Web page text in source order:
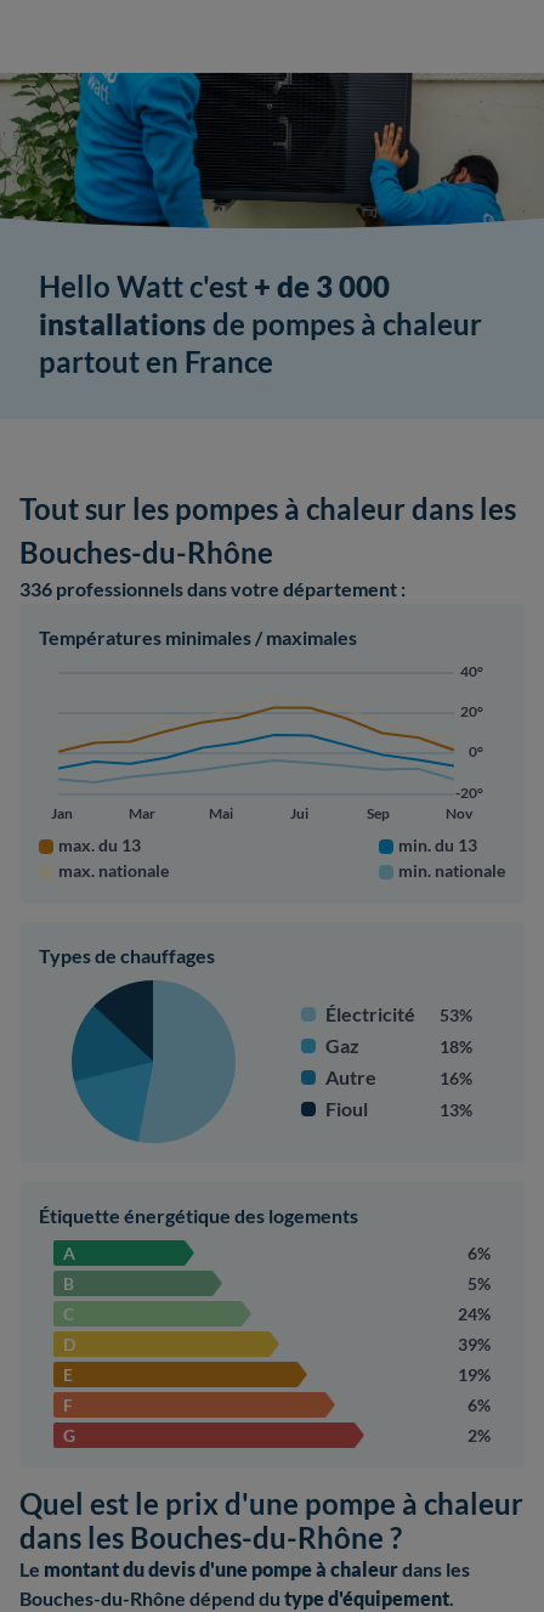
Hello Watt c'est + de 3 000
installations de pompes à chaleur
partout en France
Tout sur les pompes à chaleur dans les
Bouches-du-Rhône
336 professionnelsdans votre département :
Températures minimales / maximales
-20°
0°
20°
40°
Jan Mar Mai Jui Sep Nov
max. du 13
max. nationale
min. du 13
min. nationale
Types de chauffages
Électricité 53%
Gaz 18%
Autre 16%
Fioul 13%
Étiquette énergétique des logements
A
6%
B
5%
C
24%
D
39%
E
19%
F
6%
G
2%
Quel est le prix d'une pompe à chaleur
dans les Bouches-du-Rhône ?
Le montant du devis d'une pompe à chaleurdans les
Bouches-du-Rhône dépend du type d'équipement.